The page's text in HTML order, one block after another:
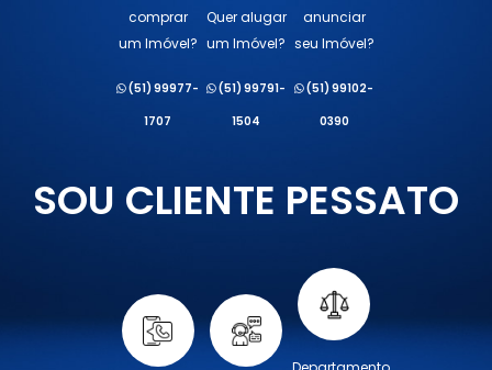
comprar
um Imóvel?
(51) 99977-
1707
Quer alugar
um Imóvel?
(51) 99791-
1504
anunciar
seu Imóvel?
(51) 99102-
0390
SOU CLIENTE PESSATO